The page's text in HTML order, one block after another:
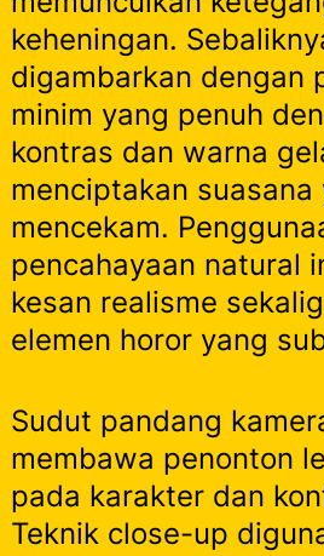
keheningan.
digambarkan dengan
minim yang penuh
kontras dan warna
menciptakan suasana
mencekam.
pencahayaan natural
kesan realisme
elemen horor yang
Sudut pandang
membawa penonton
pada karakter dan
Teknik close-up